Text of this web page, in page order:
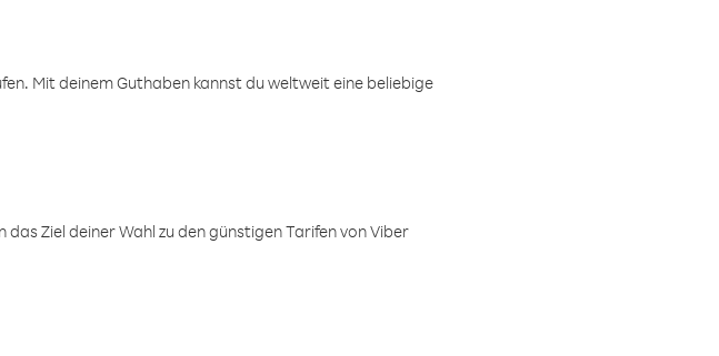
Mit deinem Guthaben kannst du weltweit eine beliebige
Ziel deiner Wahl zu den günstigen Tarifen von Viber